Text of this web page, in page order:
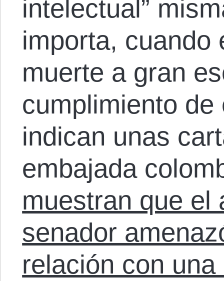
intelectual”
importa, cuando
muerte a gran
cumplimiento
indican unas
embajada
muestran que el
senador
relación con